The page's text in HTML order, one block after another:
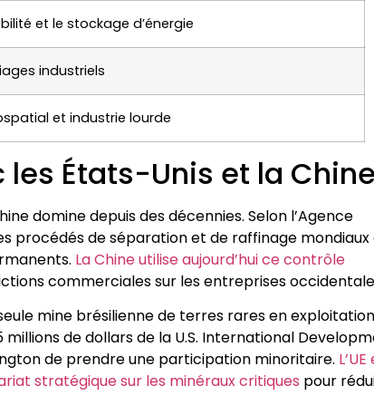
et le stockage d’énergie
industriels
et industrie lourde
les États-Unis et la
domine depuis des décennies. Selon l’Agence
procédés de séparation et de raffinage mondiaux
La Chine utilise aujourd’hui ce contrôle
commerciales sur les entreprises
mine brésilienne de terres rares en exploitation
de dollars de la U.S. International
de prendre une participation minoritaire.
stratégique sur les minéraux critiques pour